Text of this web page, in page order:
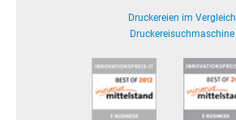
Druckereien im Vergleich
Druckereisuchmaschine